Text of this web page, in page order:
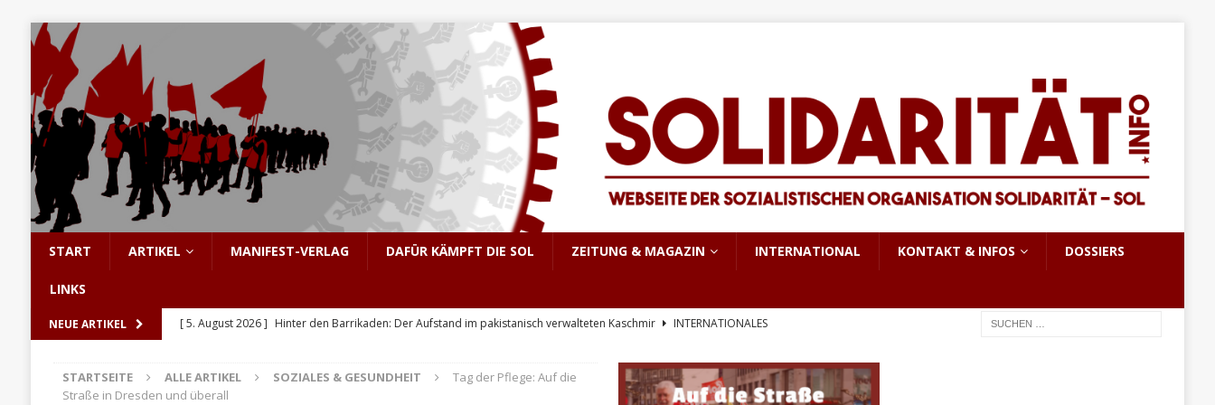
START ARTIKEL MANIFEST-VERLAG DAFÜR KÄMPFT DIE SOL ZEITUNG & MAGAZIN INTERNATIONAL KONTAKT & INFOS DOSSIERS
LINKS
NEUE ARTIKEL [ 5. August 2026 ] Hinter den Barrikaden: Der Aufstand im pakistanisch verwalteten Kaschmir
INTERNATIONALES
[ 4. August 2026 ]
Pistorius in Höchstform
KRIEG&MILITARISMUS
STARTSEITE ALLE ARTIKEL SOZIALES & GESUNDHEIT
Tag der Pflege: Auf die
Straße in Dresden und überall